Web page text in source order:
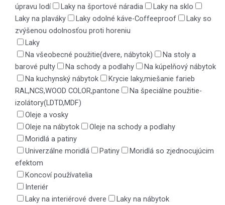
úpravu lodí
Laky na športové náradia
Laky na sklo
Laky na plaváky
Laky odolné káve-Coffeeproof
Laky so
zvýšenou odolnosťou proti horeniu
Laky
Na všeobecné použitie(dvere, nábytok)
Na stoly a
barové pulty
Na schody a podlahy
Na kúpelňový nábytok
Na kuchynský nábytok
Krycie laky,miešanie farieb
RAL,NCS,WOOD COLOR,pantone
Na špeciálne použitie-
izolátory(LDTD,MDF)
Oleje a vosky
Oleje na nábytok
Oleje na schody a podlahy
Moridlá a patiny
Univerzálne moridlá
Patiny
Moridlá so zjednocujúcim
efektom
Koncoví používatelia
Interiér
Laky na interiérové dvere
Laky na nábytok